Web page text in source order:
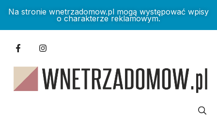
Na stronie wnetrzadomow.pl mogą występować wpisy
o charakterze reklamowym.